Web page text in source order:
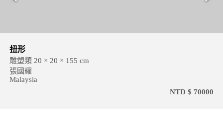
扭形
雕塑類 20 × 20 × 155 cm
張國耀
Malaysia
NTD $ 70000